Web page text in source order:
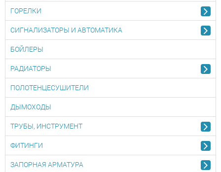
ГОРЕЛКИ
СИГНАЛИЗАТОРЫ И АВТОМАТИКА
БОЙЛЕРЫ
РАДИАТОРЫ
ПОЛОТЕНЦЕСУШИТЕЛИ
ДЫМОХОДЫ
ТРУБЫ, ИНСТРУМЕНТ
ФИТИНГИ
ЗАПОРНАЯ АРМАТУРА